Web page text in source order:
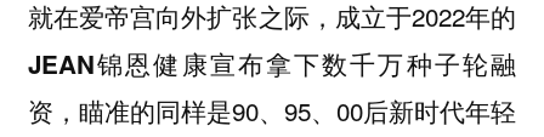
就在爱帝宫向外扩张之际，成立于2022年的
JEAN锦恩健康宣布拿下数千万种子轮融
资，瞄准的同样是90、95、00后新时代年轻